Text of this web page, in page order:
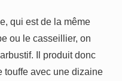
qui est de la même
ou le casseillier, on
Il produit donc
touffe avec une dizaine